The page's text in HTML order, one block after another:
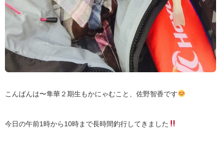
こんばんは〜隼華２期生もかにゃむこと、佐野智香です
今日の午前1時から10時まで長時間釣行してきました